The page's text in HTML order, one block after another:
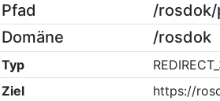
Pfad
/rosdok/
Domäne
/rosdok
Typ
Ziel
https://